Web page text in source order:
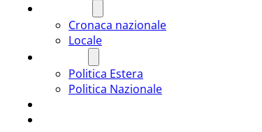
Cronaca nazionale
Locale
Politica Estera
Politica Nazionale